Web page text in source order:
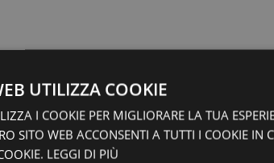
UTILIZZA COOKIE
I COOKIE PER MIGLIORARE LA TUA
SITO WEB ACCONSENTI A TUTTI I COOKIE IN
LEGGI DI PIÙ